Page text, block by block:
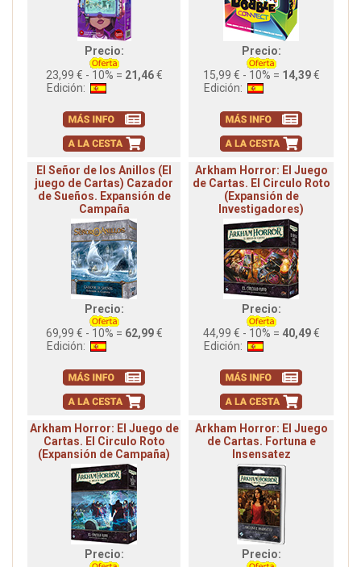
Precio:
23,99 € - 10% = 21,46€
Edición:
Precio:
15,99 € - 10% = 14,39€
Edición:
El Señor de los Anillos (El
juego de Cartas) Cazador
de Sueños. Expansión de
Campaña
Precio:
69,99 € - 10% = 62,99€
Edición:
Arkham Horror: El Juego
de Cartas. El Circulo Roto
(Expansión de
Investigadores)
Precio:
44,99 € - 10% = 40,49€
Edición:
Arkham Horror: El Juego de
Cartas. El Circulo Roto
(Expansión de Campaña)
Precio:
Arkham Horror: El Juego
de Cartas. Fortuna e
Insensatez
Precio: